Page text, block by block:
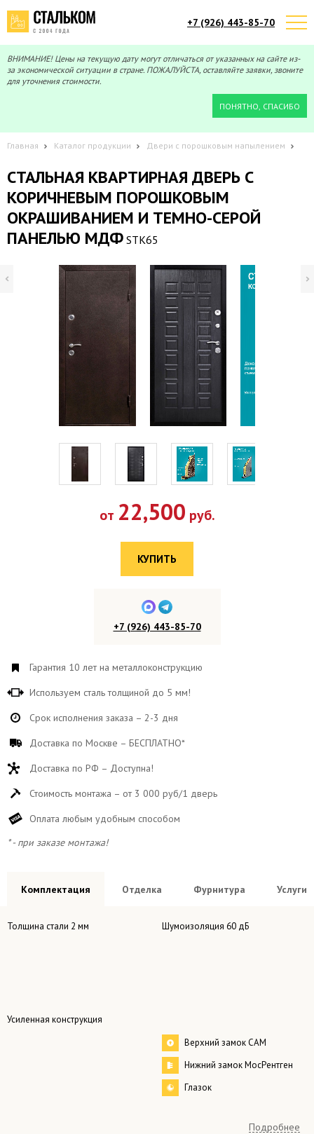
+7 (926) 443-85-70
ВНИМАНИЕ! Цены на текущую дату могут отличаться от указанных на сайте из-
за экономической ситуации в стране. ПОЖАЛУЙСТА, оставляйте заявки, звоните
для уточнения стоимости.
ПОНЯТНО, СПАСИБО
Главная Каталог продукции Двери с порошковым напылением
СТАЛЬНАЯ КВАРТИРНАЯ ДВЕРЬ С
КОРИЧНЕВЫМ ПОРОШКОВЫМ
ОКРАШИВАНИЕМ И ТЕМНО-СЕРОЙ
ПАНЕЛЬЮ МДФ STK65
от 22,500 руб.
КУПИТЬ
+7 (926) 443-85-70
Гарантия 10 лет на металлоконструкцию
Используем сталь толщиной до 5 мм!
Срок исполнения заказа – 2-3 дня
Доставка по Москве – БЕСПЛАТНО*
Доставка по РФ – Доступна!
Стоимость монтажа – от 3 000 руб/1 дверь
Оплата любым удобным способом
* - при заказе монтажа!
Комплектация Отделка Фурнитура Услуги
Толщина стали 2 мм Шумоизоляция 60 дБ
Усиленная конструкция
Верхний замок САМ
Нижний замок МосРентген
Глазок
Подробнее
Telegram
Max